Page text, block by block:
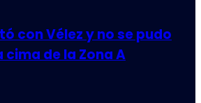
con Vélez y no se pudo
de la Zona A